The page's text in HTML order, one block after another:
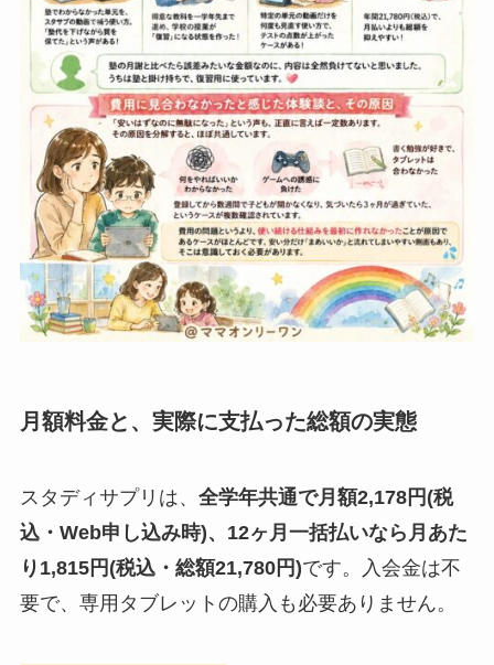
月額料金と、実際に支払った総額の実態
スタディサプリは、 全学年共通で月額2,178円(税
込・Web申し込み時)、12ヶ月一括払いなら月あた
り1,815円(税込・総額21,780円)です。入会金は不
要で、専用タブレットの購入も必要ありません。